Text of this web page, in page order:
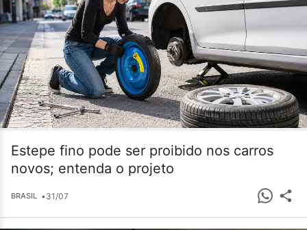
Estepe fino pode ser proibido nos carros
novos; entenda o projeto
BRASIL •31/07